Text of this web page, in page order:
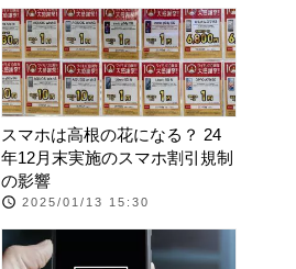
スマホは高根の花になる？ 24
年12月末実施のスマホ割引規制
の影響
2025/01/13 15:30